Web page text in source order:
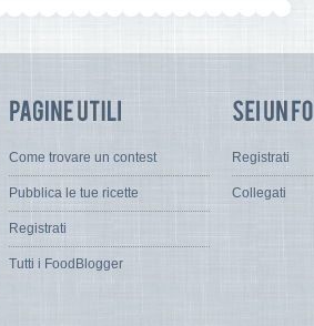
Come trovare un contest
Pubblica le tue ricette
Registrati
Tutti i FoodBlogger
Registrati
Collegati